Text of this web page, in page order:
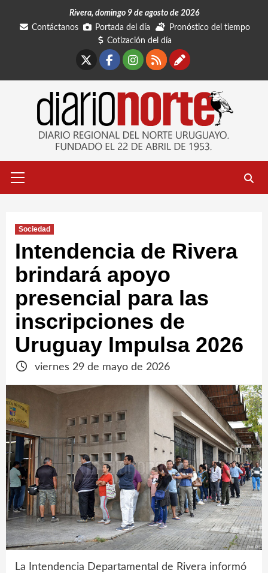
Rivera, domingo 9 de agosto de 2026
Contáctanos
Portada del día
Pronóstico del tiempo
Cotización del día
Facebook
Instagram
RSSContáctanos
primario
Sociedad
Intendencia de Rivera
brindará apoyo
presencial para las
inscripciones de
Uruguay Impulsa 2026
viernes 29 de mayo de 2026
La Intendencia Departamental de Rivera informó